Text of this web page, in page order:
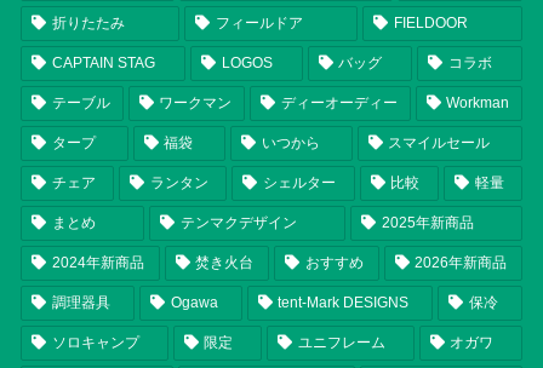
折りたたみ フィールドア FIELDOOR
CAPTAIN STAG LOGOS バッグ コラボ
テーブル ワークマン ディーオーディー Workman
タープ 福袋 いつから スマイルセール
チェア ランタン シェルター 比較 軽量
まとめ テンマクデザイン 2025年新商品
2024年新商品 焚き火台 おすすめ 2026年新商品
調理器具 Ogawa tent-Mark DESIGNS 保冷
ソロキャンプ 限定 ユニフレーム オガワ